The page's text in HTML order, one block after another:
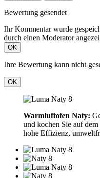
Bewertung gesendet
Ihr Kommentar wurde
durch einen Moderator
OK
Ihre Bewertung kann nicht
OK
Warmluftofen Naty:
und kochen Sie auf
hohe Effizienz,